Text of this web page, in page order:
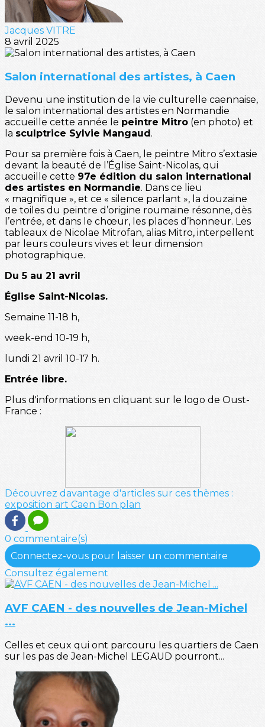
Jacques VITRE
8 avril 2025
Salon international des artistes, à Caen
Devenu une institution de la vie culturelle caennaise,
le salon international des artistes en Normandie
accueille cette année le peintre Mitro (en photo) et
la sculptrice Sylvie Mangaud .
Pour sa première fois à Caen, le peintre Mitro s’extasie
devant la beauté de l’Église Saint-Nicolas, qui
accueille cette 97e édition du salon international
des artistes en Normandie. Dans ce lieu
« magnifique », et ce « silence parlant », la douzaine
de toiles du peintre d’origine roumaine résonne, dès
l’entrée, et dans le chœur, les places d’honneur. Les
tableaux de Nicolae Mitrofan, alias Mitro, interpellent
par leurs couleurs vives et leur dimension
photographique.
Du 5 au 21 avril
Église Saint-Nicolas.
Semaine 11-18 h,
week-end 10-19 h,
lundi 21 avril 10-17 h.
Entrée libre.
Plus d'informations en cliquant sur le logo de Oust-
France :
Découvrez davantage d'articles sur ces thèmes :
exposition art Caen Bon plan
0 commentaire(s)
Connectez-vous pour laisser un commentaire
Consultez également
AVF CAEN - des nouvelles de Jean-Michel
...
Celles et ceux qui ont parcouru les quartiers de Caen
sur les pas de Jean-Michel LEGAUD pourront...